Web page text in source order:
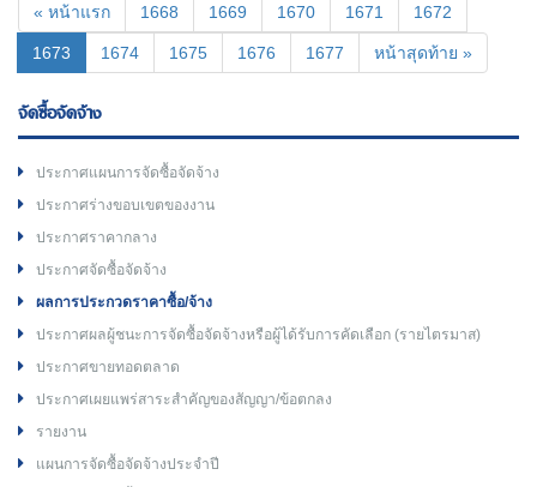
« หน้าแรก 1668 1669 1670 1671 1672
1673 (current)
1674 1675 1676 1677 หน้าสุดท้าย »
จัดซื้อจัดจ้าง
ประกาศแผนการจัดซื้อจัดจ้าง
ประกาศร่างขอบเขตของงาน
ประกาศราคากลาง
ประกาศจัดซื้อจัดจ้าง
ผลการประกวดราคาซื้อ/จ้าง
ประกาศผลผู้ชนะการจัดซื้อจัดจ้างหรือผู้ได้รับการคัดเลือก (รายไตรมาส)
ประกาศขายทอดตลาด
ประกาศเผยแพร่สาระสำคัญของสัญญา/ข้อตกลง
รายงาน
แผนการจัดซื้อจัดจ้างประจำปี